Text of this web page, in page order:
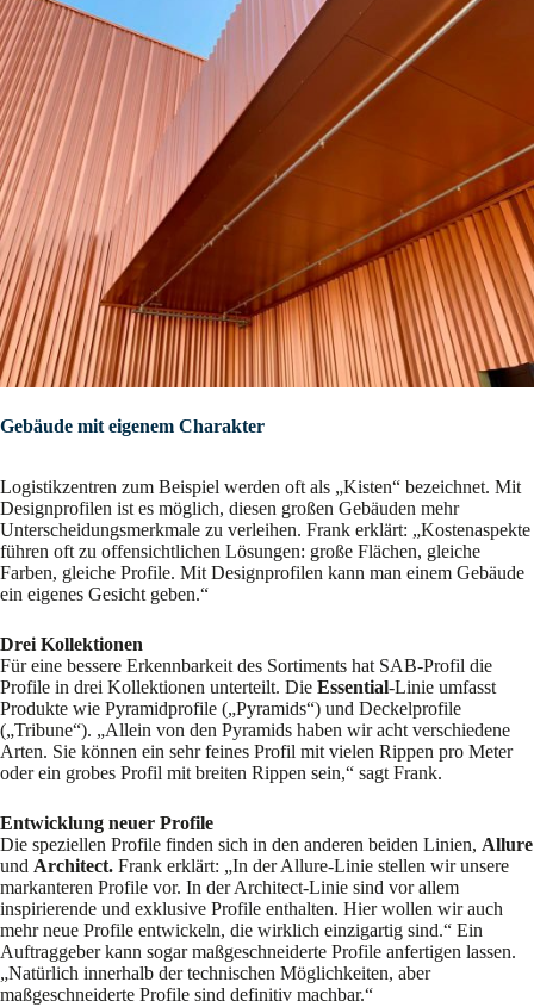
Gebäude mit eigenem Charakter
Logistikzentren zum Beispiel werden oft als „Kisten“ bezeichnet. Mit
Designprofilen ist es möglich, diesen großen Gebäuden mehr
Unterscheidungsmerkmale zu verleihen. Frank erklärt: „Kostenaspekte
führen oft zu offensichtlichen Lösungen: große Flächen, gleiche
Farben, gleiche Profile. Mit Designprofilen kann man einem Gebäude
ein eigenes Gesicht geben.“
Drei Kollektionen
Für eine bessere Erkennbarkeit des Sortiments hat SAB-Profil die
Profile in drei Kollektionen unterteilt. Die Essential-Linie umfasst
Produkte wie Pyramidprofile („Pyramids“) und Deckelprofile
(„Tribune“). „Allein von den Pyramids haben wir acht verschiedene
Arten. Sie können ein sehr feines Profil mit vielen Rippen pro Meter
oder ein grobes Profil mit breiten Rippen sein,“ sagt Frank.
Entwicklung neuer Profile
Die speziellen Profile finden sich in den anderen beiden Linien, Allure
und Architect. Frank erklärt: „In der Allure-Linie stellen wir unsere
markanteren Profile vor. In der Architect-Linie sind vor allem
inspirierende und exklusive Profile enthalten. Hier wollen wir auch
mehr neue Profile entwickeln, die wirklich einzigartig sind.“ Ein
Auftraggeber kann sogar maßgeschneiderte Profile anfertigen lassen.
„Natürlich innerhalb der technischen Möglichkeiten, aber
maßgeschneiderte Profile sind definitiv machbar.“